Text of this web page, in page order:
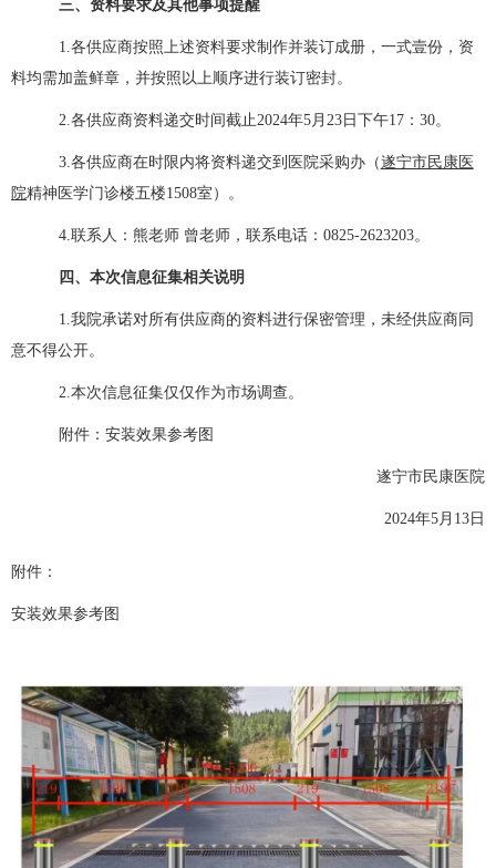
三、 资料要求及其他事项提醒
1.各供应商按照上述资料要求制作并装订成册，一式壹份，资
料均需加盖鲜章，并按照以上顺序进行装订密封。
2.各供应商资料递交时间截止2024年5月23日下午17：30。
3.各供应商在时限内将资料递交到医院采购办（遂宁市民康医
院精神医学门诊楼五楼1508室）。
4.联系人：熊老师 曾老师，联系电话：0825-2623203。
四、本次信息征集相关说明
1.我院承诺对所有供应商的资料进行保密管理，未经供应商同
意不得公开。
2.本次信息征集仅仅作为市场调查。
附件：安装效果参考图
遂宁市民康医院
2024年5月13日
附件：
安装效果参考图